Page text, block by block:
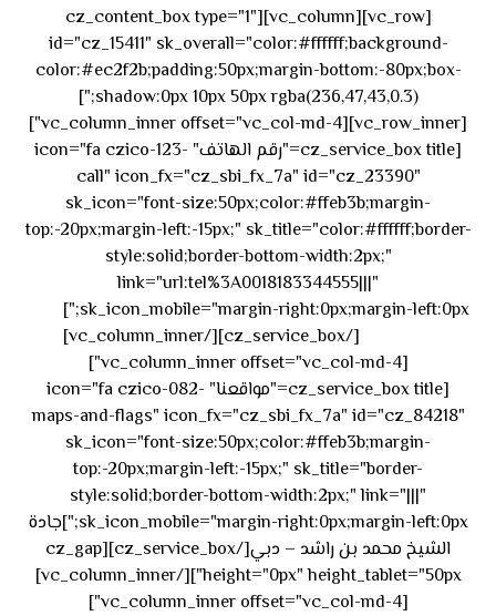
[vc_row][vc_column][cz_content_box type="1"
id="cz_15411" sk_overall="color:#ffffff;background-
color:#ec2f2b;padding:50px;margin-bottom:-80px;box-
shadow:0px 10px 50px rgba(236,47,43,0.3);"]
[vc_row_inner][vc_column_inner offset="vc_col-md-4"]
[cz_service_box title="رقم الهاتف" icon="fa czico-123-
call" icon_fx="cz_sbi_fx_7a" id="cz_23390"
sk_icon="font-size:50px;color:#ffeb3b;margin-
top:-20px;margin-left:-15px;" sk_title="color:#ffffff;border-
style:solid;border-bottom-width:2px;"
link="url:tel%3A0018183344555|||"
sk_icon_mobile="margin-right:0px;margin-left:0px;"]
[/cz_service_box][/vc_column_inner]
[vc_column_inner offset="vc_col-md-4"]
[cz_service_box title="مواقعنا" icon="fa czico-082-
maps-and-flags" icon_fx="cz_sbi_fx_7a" id="cz_84218"
sk_icon="font-size:50px;color:#ffeb3b;margin-
top:-20px;margin-left:-15px;" sk_title="border-
style:solid;border-bottom-width:2px;" link="|||"
sk_icon_mobile="margin-right:0px;margin-left:0px;"]جادة
الشيخ محمد بن راشد – دبي[/cz_service_box][cz_gap
height="0px" height_tablet="50px"][/vc_column_inner]
[vc_column_inner offset="vc_col-md-4"]